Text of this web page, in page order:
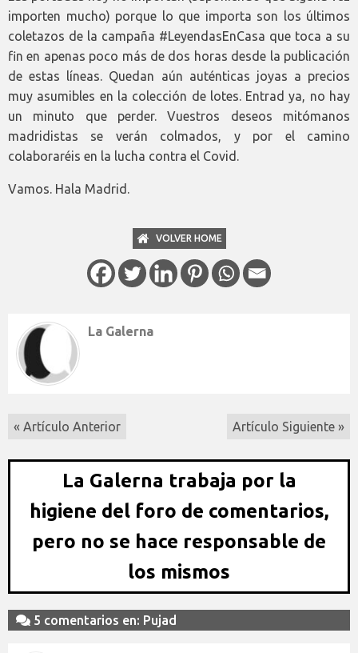
importen mucho) porque lo que importa son los últimos
coletazos de la campaña #LeyendasEnCasa que toca a su
fin en apenas poco más de dos horas desde la publicación
de estas líneas. Quedan aún auténticas joyas a precios
muy asumibles en la colección de lotes. Entrad ya, no hay
un minuto que perder. Vuestros deseos mitómanos
madridistas se verán colmados, y por el camino
colaboraréis en la lucha contra el Covid.
Vamos. Hala Madrid.
VOLVER HOME
La Galerna
« Artículo Anterior Artículo Siguiente »
La Galerna trabaja por la
higiene del foro de comentarios,
pero no se hace responsable de
los mismos
5 comentarios en: Pujad